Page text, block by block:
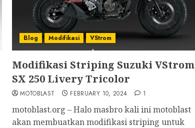
Blog Modifikasi VStrom
Modifikasi Striping Suzuki VStrom
SX 250 Livery Tricolor
MOTOBLAST FEBRUARY 10, 2024 1
motoblast.org – Halo masbro kali ini motoblast
akan membuatkan modifikasi striping untuk